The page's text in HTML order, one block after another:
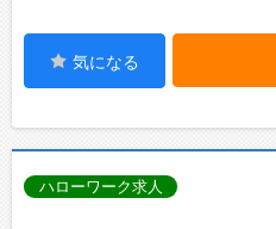
気になる
ハローワーク求人